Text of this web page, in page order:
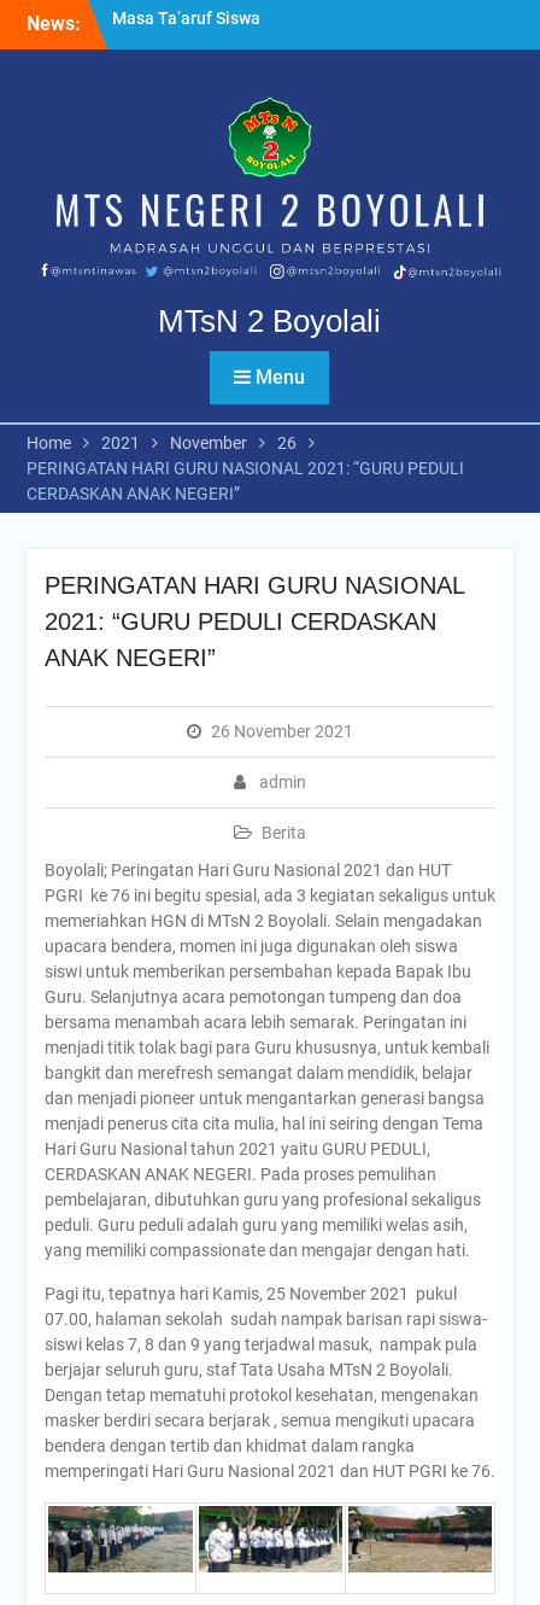
News:
Ujian Tahfidz Qur’an Kelas
IX PK dan Reguler
Kapolsek Nogosari
Masa Ta’aruf Siswa
Madrasah MTsN 2 Boyolali
MTsN 2 Boyolali
Menu
Home 2021 November
26
PERINGATAN HARI GURU NASIONAL 2021: “GURU PEDULI
CERDASKAN ANAK NEGERI”
PERINGATAN HARI GURU NASIONAL
2021: “GURU PEDULI CERDASKAN
ANAK NEGERI”
26 November 2021
admin
Berita
Boyolali; Peringatan Hari Guru Nasional 2021 dan HUT
PGRI ke 76 ini begitu spesial, ada 3 kegiatan sekaligus untuk
memeriahkan HGN di MTsN 2 Boyolali. Selain mengadakan
upacara bendera, momen ini juga digunakan oleh siswa
siswi untuk memberikan persembahan kepada Bapak Ibu
Guru. Selanjutnya acara pemotongan tumpeng dan doa
bersama menambah acara lebih semarak. Peringatan ini
menjadi titik tolak bagi para Guru khususnya, untuk kembali
bangkit dan merefresh semangat dalam mendidik, belajar
dan menjadi pioneer untuk mengantarkan generasi bangsa
menjadi penerus cita cita mulia, hal ini seiring dengan Tema
Hari Guru Nasional tahun 2021 yaitu GURU PEDULI,
CERDASKAN ANAK NEGERI. Pada proses pemulihan
pembelajaran, dibutuhkan guru yang profesional sekaligus
peduli. Guru peduli adalah guru yang memiliki welas asih,
yang memiliki compassionate dan mengajar dengan hati.
Pagi itu, tepatnya hari Kamis, 25 November 2021 pukul
07.00, halaman sekolah sudah nampak barisan rapi siswa-
siswi kelas 7, 8 dan 9 yang terjadwal masuk, nampak pula
berjajar seluruh guru, staf Tata Usaha MTsN 2 Boyolali.
Dengan tetap mematuhi protokol kesehatan, mengenakan
masker berdiri secara berjarak , semua mengikuti upacara
bendera dengan tertib dan khidmat dalam rangka
memperingati Hari Guru Nasional 2021 dan HUT PGRI ke 76.